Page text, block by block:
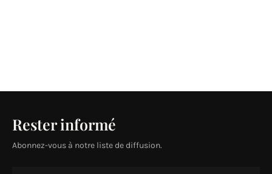
Rester informé
Abonnez-vous à notre liste de diffusion.